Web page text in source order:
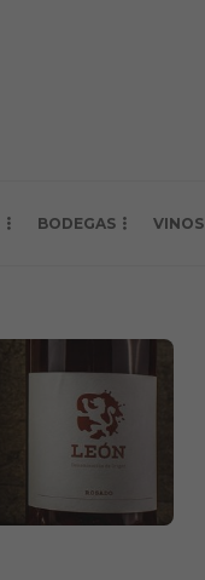
BODEGAS VINOS